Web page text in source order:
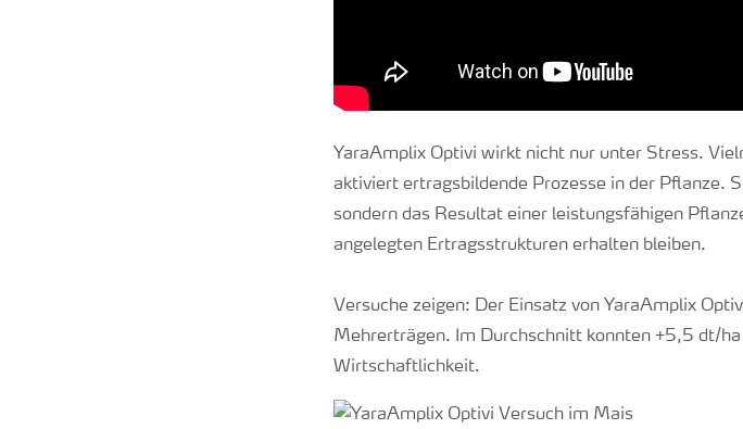
YaraAmplix Optivi wirkt nicht nur unter Stress.
aktiviert ertragsbildende Prozesse in der Pflanze.
sondern das Resultat einer leistungsfähigen
angelegten Ertragsstrukturen erhalten bleiben.
Versuche zeigen: Der Einsatz von YaraAmplix
Mehrerträgen. Im Durchschnitt konnten +5,5 dt/
Wirtschaftlichkeit.